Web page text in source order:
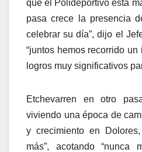
que el Polideportivo está
pasa crece la presencia
celebrar su día”, dijo el
“juntos hemos recorrido
logros muy significativos
Etchevarren en otro
viviendo una época de
y crecimiento en
más”, acotando